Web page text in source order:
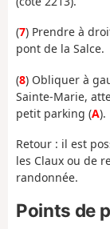
(7) Prendre à
pont de la Salce.
(8) Obliquer à
Sainte-Marie,
petit parking (A).
Retour : il est
les Claux ou de
randonnée.
Points de